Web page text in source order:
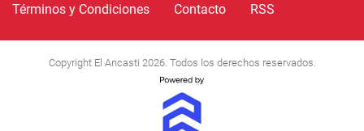
Términos y Condiciones Contacto RSS
Copyright El Ancasti 2026. Todos los derechos reservados.